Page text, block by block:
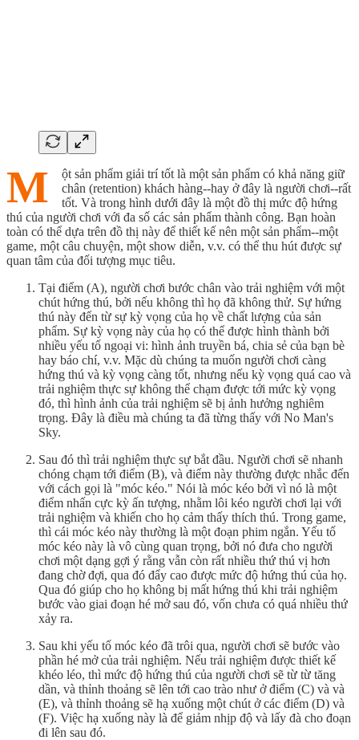
M
ột sản phẩm giải trí tốt là một sản phẩm có khả năng giữ
chân (retention) khách hàng--hay ở đây là người chơi--rất
tốt. Và trong hình dưới đây là một đồ thị mức độ hứng
thú của người chơi với đa số các sản phẩm thành công. Bạn hoàn
toàn có thể dựa trên đồ thị này để thiết kế nên một sản phẩm--một
game, một câu chuyện, một show diễn, v.v. có thể thu hút được sự
quan tâm của đối tượng mục tiêu.
Tại điểm (A), người chơi bước chân vào trải nghiệm với một
chút hứng thú, bởi nếu không thì họ đã không thử. Sự hứng
thú này đến từ sự kỳ vọng của họ về chất lượng của sản
phẩm. Sự kỳ vọng này của họ có thể được hình thành bởi
nhiều yếu tố ngoại vi: hình ảnh truyền bá, chia sẻ của bạn bè
hay báo chí, v.v. Mặc dù chúng ta muốn người chơi càng
hứng thú và kỳ vọng càng tốt, nhưng nếu kỳ vọng quá cao và
trải nghiệm thực sự không thể chạm được tới mức kỳ vọng
đó, thì hình ảnh của trải nghiệm sẽ bị ảnh hưởng nghiêm
trọng. Đây là điều mà chúng ta đã từng thấy với No Man's
Sky.
Sau đó thì trải nghiệm thực sự bắt đầu. Người chơi sẽ nhanh
chóng chạm tới điểm (B), và điểm này thường được nhắc đến
với cách gọi là "móc kéo." Nói là móc kéo bởi vì nó là một
điểm nhấn cực kỳ ấn tượng, nhằm lôi kéo người chơi lại với
trải nghiệm và khiến cho họ cảm thấy thích thú. Trong game,
thì cái móc kéo này thường là một đoạn phim ngắn. Yếu tố
móc kéo này là vô cùng quan trọng, bởi nó đưa cho người
chơi một dạng gợi ý rằng vẫn còn rất nhiều thứ thú vị hơn
đang chờ đợi, qua đó đẩy cao được mức độ hứng thú của họ.
Qua đó giúp cho họ không bị mất hứng thú khi trải nghiệm
bước vào giai đoạn hé mở sau đó, vốn chưa có quá nhiều thứ
xảy ra.
Sau khi yếu tố móc kéo đã trôi qua, người chơi sẽ bước vào
phần hé mở của trải nghiệm. Nếu trải nghiệm được thiết kế
khéo léo, thì mức độ hứng thú của người chơi sẽ từ từ tăng
dần, và thỉnh thoảng sẽ lên tới cao trào như ở điểm (C) và và
(E), và thỉnh thoảng sẽ hạ xuống một chút ở các điểm (D) và
(F). Việc hạ xuống này là để giảm nhịp độ và lấy đà cho đoạn
đi lên sau đó.